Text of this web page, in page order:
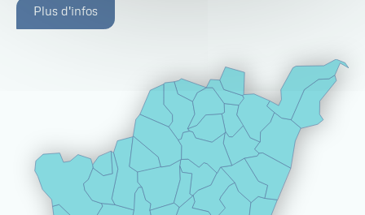
Plus d'infos